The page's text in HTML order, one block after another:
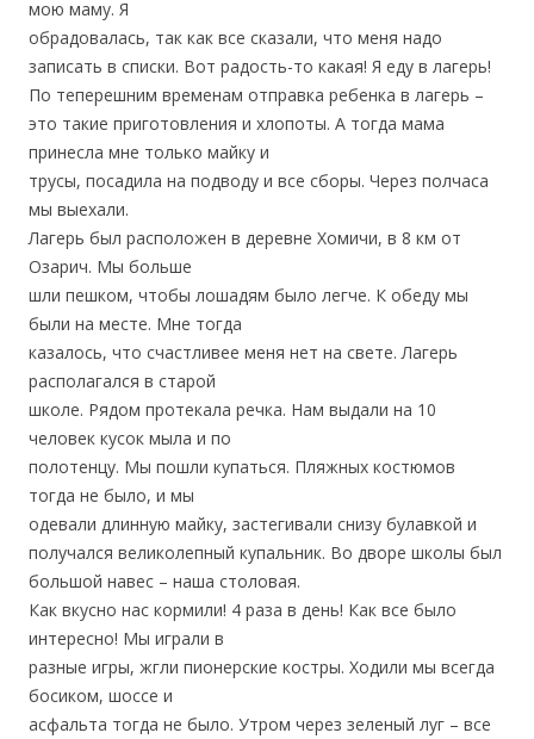
мою маму. Я
обрадовалась, так как все сказали, что меня надо
записать в списки. Вот радость-то какая! Я еду в лагерь!
По теперешним временам отправка ребенка в лагерь –
это такие приготовления и хлопоты. А тогда мама
принесла мне только майку и
трусы, посадила на подводу и все сборы. Через полчаса
мы выехали.
Лагерь был расположен в деревне Хомичи, в 8 км от
Озарич. Мы больше
шли пешком, чтобы лошадям было легче. К обеду мы
были на месте. Мне тогда
казалось, что счастливее меня нет на свете. Лагерь
располагался в старой
школе. Рядом протекала речка. Нам выдали на 10
человек кусок мыла и по
полотенцу. Мы пошли купаться. Пляжных костюмов
тогда не было, и мы
одевали длинную майку, застегивали снизу булавкой и
получался великолепный купальник. Во дворе школы был
большой навес – наша столовая.
Как вкусно нас кормили! 4 раза в день! Как все было
интересно! Мы играли в
разные игры, жгли пионерские костры. Ходили мы всегда
босиком, шоссе и
асфальта тогда не было. Утром через зеленый луг – все